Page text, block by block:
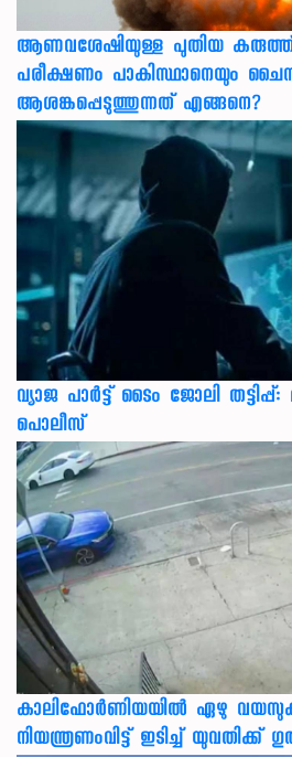
ആണവശേഷിയുള്ള പുതിയ കരുത്ത്:
പരീക്ഷണം പാകിസ്ഥാനെയും
ആശങ്കപ്പെടുത്തുന്നത് എങ്ങനെ?
വ്യാജ പാർട്ട് ടൈം ജോലി തട്ടിപ്പ്:
പൊലീസ്
കാലിഫോര്‍ണിയയില്‍ ഏഴു
നിയന്ത്രണംവിട്ട് ഇടിച്ച്